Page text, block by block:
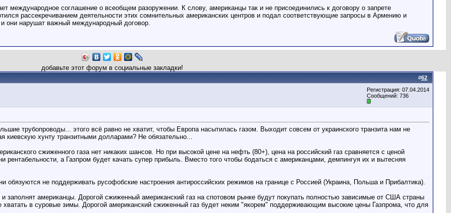
международное соглашение о всеобщем разоружении. К слову, американцы так и не присоединились к договору о запрете
рассекречиванием деятельности этих сомнительных американских центров и подал соответствующие запросы в Армению и
они нарушат важный международный договор.
добавьте этот форум в социальные закладки!
#62
Регистрация: 07.04.2014
Сообщений: 736
трубопроводы... этого всё равно не хватит, чтобы Европа насытилась газом. Выходит совсем от украинского транзита нам не
киевскую хунту транзитными долларами? Не обязательно...
сжиженного газа нет никаких шансов. Но при высокой цене на нефть (80+), цена на российский газ сравняется с ценой
рентабельности, а Газпром будет качать супер прибыль. Вместо того чтобы бодаться с американцами, демпингуя их и вытесняя
обязуются не поддерживать русофобские настроения антироссийских режимов на границе с Россией (Украина, Польша и Прибалтика).
заполнят американцы. Дорогой сжиженный американский газ на спотовом рынке будут покупать полностью зависимые от США страны
в суровые зимы. Дорогой американский сжиженный газ будет неким "якорем" поддерживающим высокие цены Газпрома, что для